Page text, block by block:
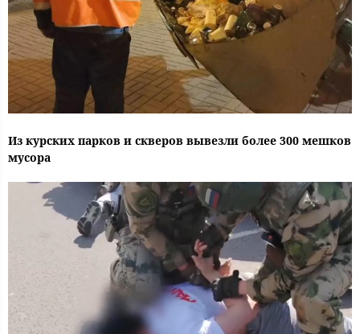
Из курских парков и скверов вывезли более 300 мешков
мусора